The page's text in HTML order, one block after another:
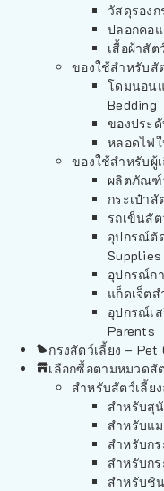
วัสดุรอง
ปลอกคอ
เสื้อผ้าสั
ของใช้สำหรับสั
โดมนอน
Bedding
ของประ
หลอดไฟ
ของใช้สำหรับผู้
ผลิตภัณฑ์
กระเป๋า
รถเข็นสั
อุปกรณ์ตั
Supplies
อุปกรณ์ก
แก็ดเจ็ต
อุปกรณ์เ
Parents
กรงสัตว์เลี้ยง – Pet
เลือกซื้อตามหมวดสั
สำหรับสัตว์เลี้ย
สำหรับสุ
สำหรับแ
สำหรับก
สำหรับก
สำหรับชิ